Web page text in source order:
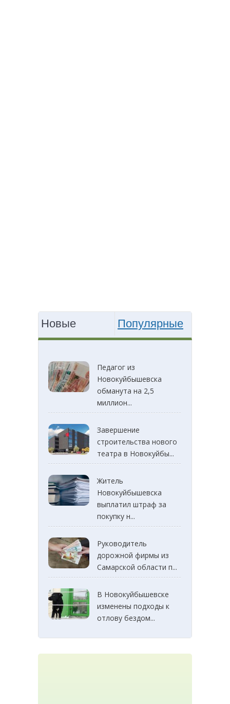
Новые Популярные
Педагог из
Новокуйбышевска
обманута на 2,5
миллион...
Завершение
строительства нового
театра в Новокуйбы...
Житель
Новокуйбышевска
выплатил штраф за
покупку н...
Руководитель
дорожной фирмы из
Самарской области п...
В Новокуйбышевске
изменены подходы к
отлову бездом...